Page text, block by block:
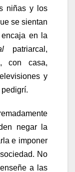
niñas y los
se sientan
en la
patriarcal,
con casa,
y
negar la
e imponer
No
a las